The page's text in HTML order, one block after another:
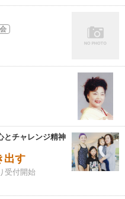
とチャレンジ精神
出す
受付開始